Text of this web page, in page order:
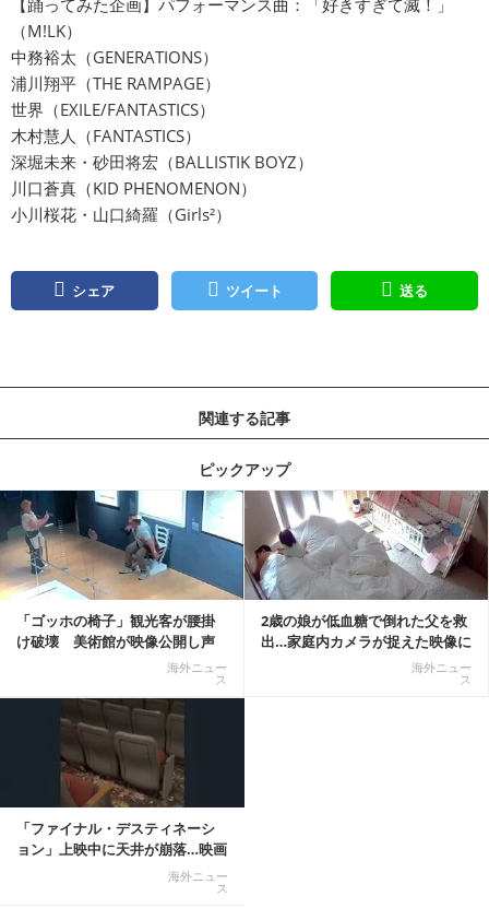
（M!LK）
中務裕太（GENERATIONS）
浦川翔平（THE RAMPAGE）
世界（EXILE/FANTASTICS）
木村慧人（FANTASTICS）
深堀未来・砂田将宏（BALLISTIK BOYZ）
川口蒼真（KID PHENOMENON）
小川桜花・山口綺羅（Girls²）
シェア ツイート 送る
関連する記事
ピックアップ
「ゴッホの椅子」観光客が腰掛
け破壊 美術館が映像公開し声
海外ニュー
ス
2歳の娘が低血糖で倒れた父を救
出…家庭内カメラが捉えた映像に
海外ニュー
ス
記事を読む
「ファイナル・デスティネーシ
ョン」上映中に天井が崩落…映画
海外ニュー
ス